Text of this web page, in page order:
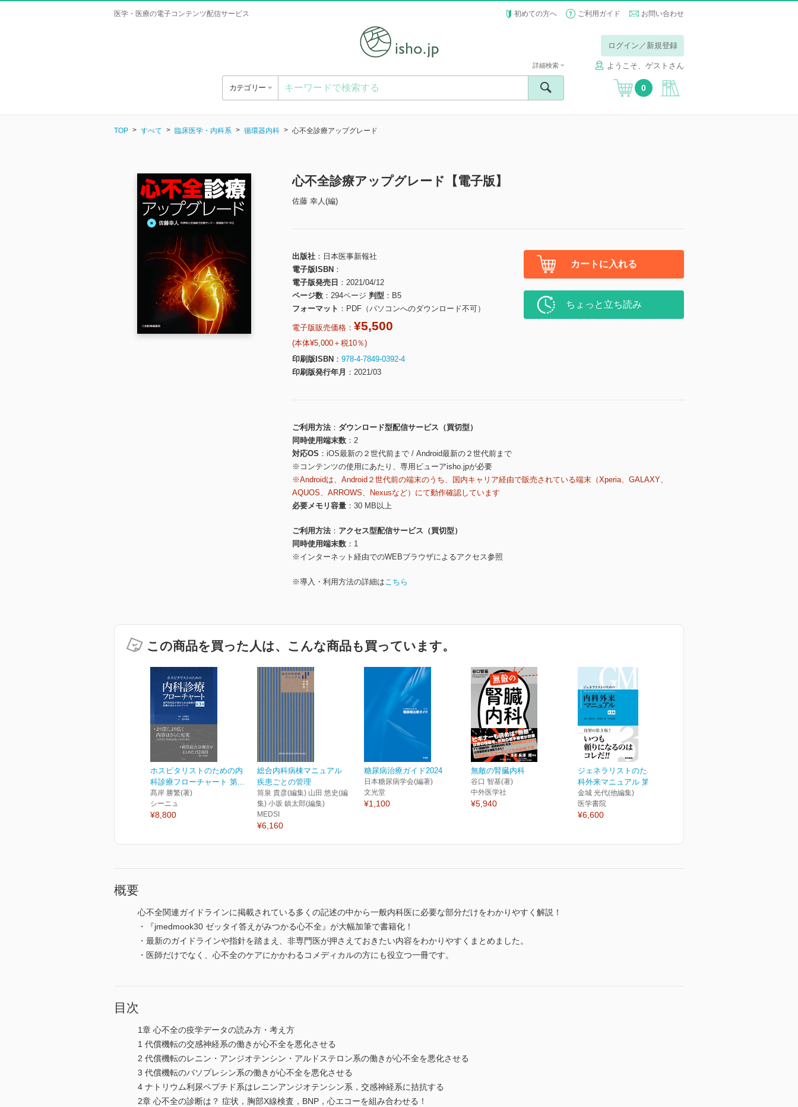
医学・医療の電子コンテンツ配信サービス 初めての方へ ご利用ガイド お問い合わせ
ログイン／新規登録
ようこそ、ゲストさん
カテゴリー
詳細検索
0
TOP すべて 臨床医学・内科系 循環器内科 心不全診療アップグレード
心不全診療アップグレード【電子版】
佐藤 幸人(編)
出版社
日本医事新報社
電子版ISBN
電子版発売日
2021/04/12
ページ数
294ページ 判型
B5
フォーマット
PDF（パソコンへのダウンロード不可）
電子版販売価格： ¥5,500
(本体¥5,000＋税10％)
印刷版ISBN
978-4-7849-0392-4
印刷版発行年月
2021/03
カートに入れる
ちょっと立ち読み
ご利用方法
ダウンロード型配信サービス（買切型）
同時使用端末数
2
対応OS
iOS最新の２世代前まで / Android最新の２世代前まで
※コンテンツの使用にあたり、専用ビューアisho.jpが必要
※Androidは、Android２世代前の端末のうち、国内キャリア経由で販売されている端末（Xperia、GALAXY、
AQUOS、ARROWS、Nexusなど）にて動作確認しています
必要メモリ容量
30 MB以上
ご利用方法
アクセス型配信サービス（買切型）
同時使用端末数
1
※インターネット経由でのWEBブラウザによるアクセス参照
※導入・利用方法の詳細はこちら
この商品を買った人は、こんな商品も買っています。
ホスピタリストのための内
科診療フローチャート 第...
髙岸 勝繁(著)
シーニュ
¥8,800
総合内科病棟マニュアル
疾患ごとの管理
筒泉 貴彦(編集) 山田 悠史(編
集) 小坂 鎮太郎(編集)
MEDSI
¥6,160
糖尿病治療ガイド2024
日本糖尿病学会(編著)
文光堂
¥1,100
無敵の腎臓内科
谷口 智基(著)
中外医学社
¥5,940
ジェネラリストのための内
科外来マニュアル 第3版
金城 光代(他編集)
医学書院
¥6,600
概要
心不全関連ガイドラインに掲載されている多くの記述の中から一般内科医に必要な部分だけをわかりやすく解説！
・『jmedmook30 ゼッタイ答えがみつかる心不全』が大幅加筆で書籍化！
・最新のガイドラインや指針を踏まえ、非専門医が押さえておきたい内容をわかりやすくまとめました。
・医師だけでなく、心不全のケアにかかわるコメディカルの方にも役立つ一冊です。
目次
1章 心不全の疫学データの読み方・考え方
1 代償機転の交感神経系の働きが心不全を悪化させる
2 代償機転のレニン・アンジオテンシン・アルドステロン系の働きが心不全を悪化させる
3 代償機転のバソプレシン系の働きが心不全を悪化させる
4 ナトリウム利尿ペプチド系はレニンアンジオテンシン系，交感神経系に拮抗する
2章 心不全の診断は？ 症状，胸部X線検査，BNP，心エコーを組み合わせる！